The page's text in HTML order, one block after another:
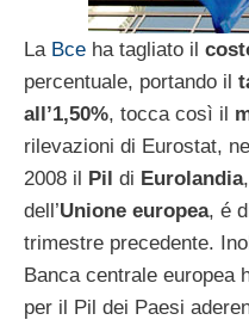
La Bce ha tagliato il
percentuale, portando il
all’1,50%, tocca così il
rilevazioni di Eurostat,
2008 il Pil di Eurolandia
dell’Unione europea, é
trimestre precedente.
Banca centrale europea
per il Pil dei Paesi